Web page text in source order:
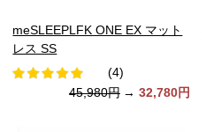
meSLEEPLFK ONE EX マット
レス SS
(4)
45,980円 → 32,780円